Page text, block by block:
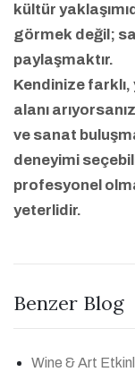
kültür
görmek değil;
paylaşmaktır.
Kendinize farklı,
alanı
ve sanat
deneyimi
profesyonel
yeterlidir.
Benzer Blog
Wine & Art